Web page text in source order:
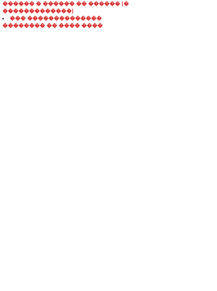
������ � ������ �� ������ (�
�������������)
��� ��������������
�������� �� ���� ����